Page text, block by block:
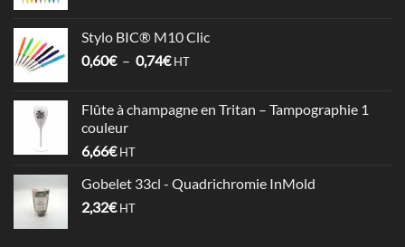
0,64€
à
Stylo BIC® M10 Clic
0,60€ – 0,74€Plage
0,60€
HT
Flûte à champagne en Tritan – Tampographie 1
couleur
6,66€ HT
Gobelet 33cl - Quadrichromie InMold
2,32€ HT